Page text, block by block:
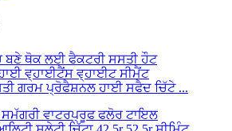
ਗਰਮ ਪ੍ਰੋਫੈਸ਼ਨਲ ਹਾਈ ਸਫੈਦ ਚਿੱਟੇ ...